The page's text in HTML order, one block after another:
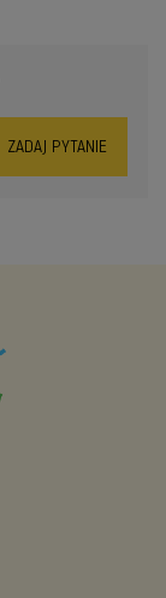
ZADAJ PYTANIE